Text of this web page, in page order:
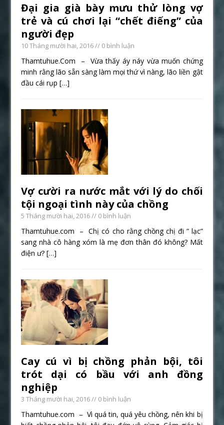
Đại gia già bày mưu thử lòng vợ
trẻ và cú chơi lại “chết điếng” của
người đẹp
10 Tháng mười hai, 2016// 0 bình luận
Thamtuhue.Com – Vừa thấy áy náy vừa muốn chứng
minh rằng lão sẵn sàng làm mọi thứ vì nàng, lão liền gật
đầu cái rụp[…]
Vợ cười ra nước mắt với lý do chối
tội ngoại tình này của chồng
5 Tháng mười hai, 2016// 0 bình luận
Thamtuhue.com – Chị có cho rằng chồng chị đi ” lạc”
sang nhà cô hàng xóm là mẹ đơn thân đó không? Mất
điện ư?[…]
Cay cú vì bị chồng phản bội, tôi
trót dại có bầu với anh đồng
nghiệp
3 Tháng mười hai, 2016// 0 bình luận
Thamtuhue.com – Vì quá tin, quá yêu chồng, nên khi bị